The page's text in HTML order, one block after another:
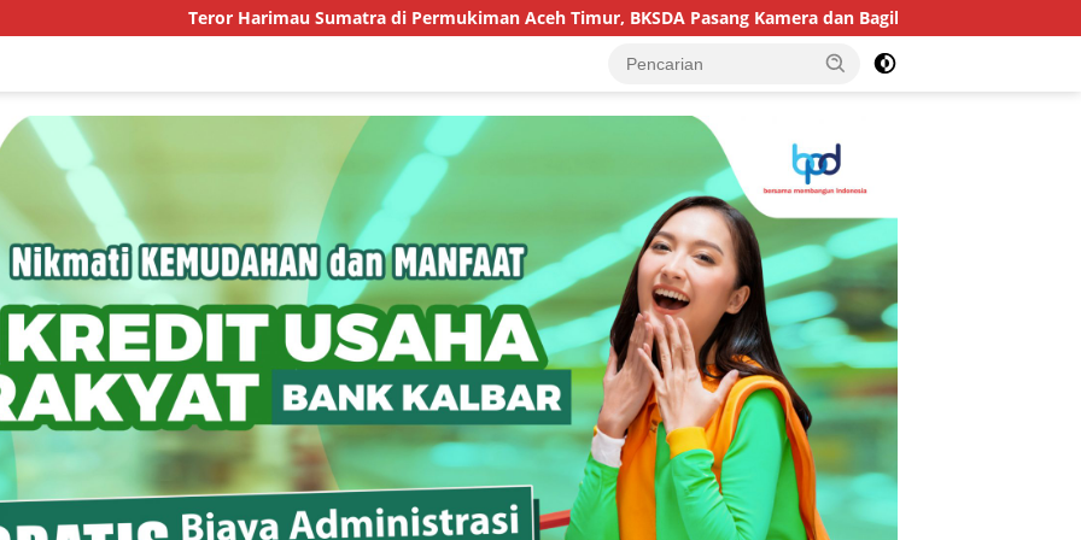
Teror Harimau Sumatra di Permukiman Aceh Timur, BKSDA Pasang Kamera dan Bagikan Mercon